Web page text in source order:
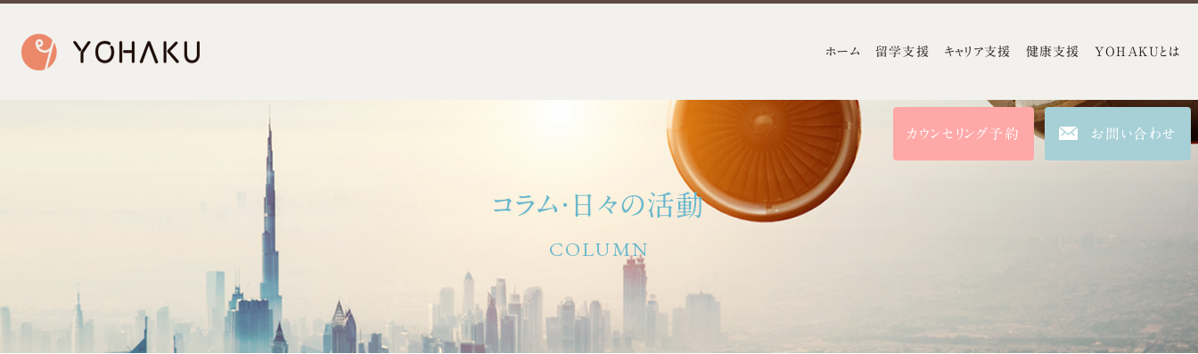
ホーム 留学支援 キャリア支援 健康支援 YOHAKUとは
カウンセリング予約 お問い合わせ
コラム・日々の活動
COLUMN